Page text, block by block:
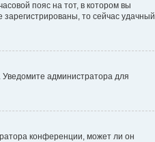
пояс на тот, в котором вы
зарегистрированы, то сейчас удачный
Уведомите администратора для
конференции, может ли он